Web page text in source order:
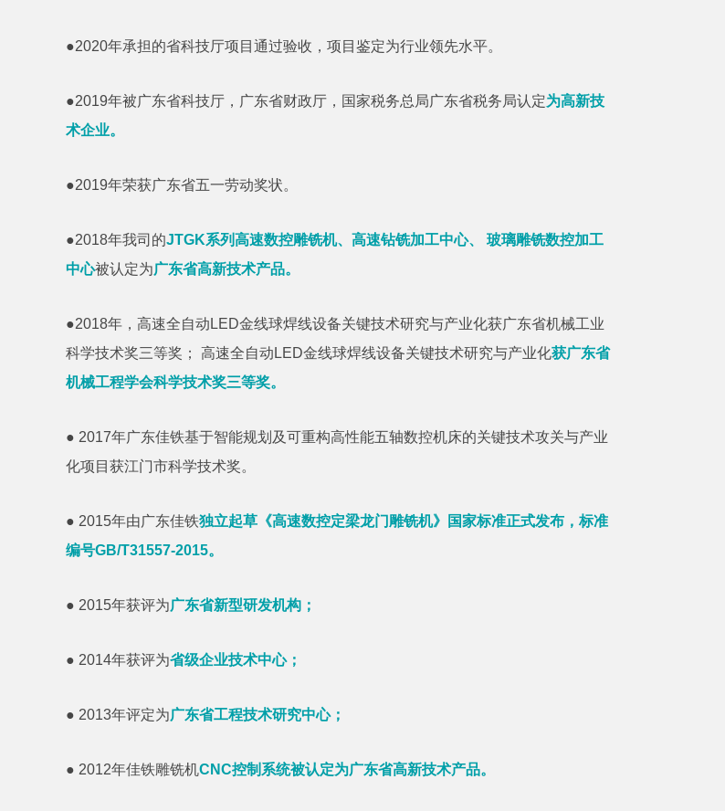
●2020年承担的省科技厅项目通过验收，项目鉴定为行业领先水平。
●2019年被广东省科技厅，广东省财政厅，国家税务总局广东省税务局认定为高新技
术企业。
●2019年荣获广东省五一劳动奖状。
●2018年我司的JTGK系列高速数控雕铣机、高速钻铣加工中心、 玻璃雕铣数控加工
中心被认定为广东省高新技术产品。
●2018年，高速全自动LED金线球焊线设备关键技术研究与产业化获广东省机械工业
科学技术奖三等奖； 高速全自动LED金线球焊线设备关键技术研究与产业化获广东省
机械工程学会科学技术奖三等奖。
● 2017年广东佳铁基于智能规划及可重构高性能五轴数控机床的关键技术攻关与产业
化项目获江门市科学技术奖。
● 2015年由广东佳铁独立起草《高速数控定梁龙门雕铣机》国家标准正式发布，标准
编号GB/T31557-2015。
● 2015年获评为广东省新型研发机构；
● 2014年获评为省级企业技术中心；
● 2013年评定为广东省工程技术研究中心；
● 2012年佳铁雕铣机CNC控制系统被认定为广东省高新技术产品。